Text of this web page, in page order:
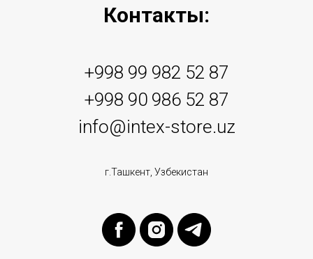
Контакты:
+998 99 982 52 87
+998 90 986 52 87
info@intex-store.uz
г.Ташкент, Узбекистан